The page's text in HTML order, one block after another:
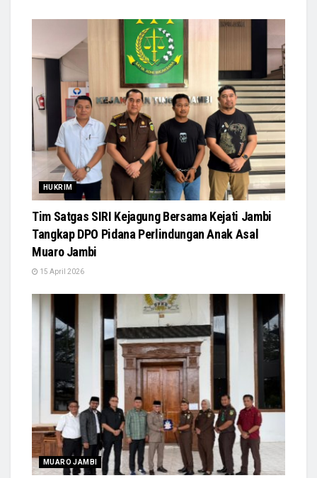
HUKRIM
Tim Satgas SIRI Kejagung Bersama Kejati Jambi
Tangkap DPO Pidana Perlindungan Anak Asal
Muaro Jambi
15 April 2026
MUARO JAMBI